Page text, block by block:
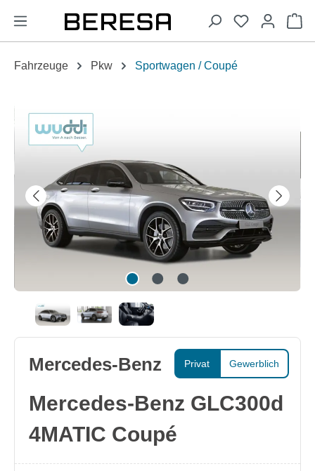
springen
Fahrzeuge Pkw Sportwagen / Coupé
Bildergalerie überspringen
Privat Gewerblich
Mercedes-Benz
Mercedes-Benz GLC300d
4MATIC Coupé